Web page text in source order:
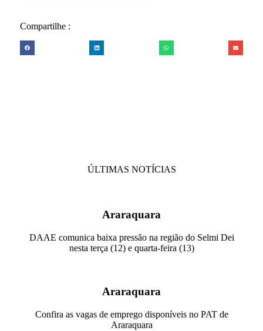
Compartilhe :
ÚLTIMAS NOTÍCIAS
Araraquara
DAAE comunica baixa pressão na região do Selmi Dei
nesta terça (12) e quarta-feira (13)
Araraquara
Confira as vagas de emprego disponíveis no PAT de
Araraquara